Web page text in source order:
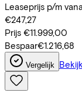
Leaseprijs p/m
€247,27
Prijs €11.999,00
Bespaar€1.216,68
Vergelijk Bekijk